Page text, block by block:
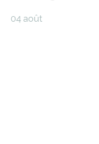
04 août